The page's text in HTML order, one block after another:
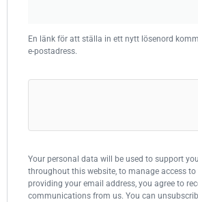
En länk för att ställa in ett nytt lösenord
e-postadress.
Your personal data will be used to support
throughout this website, to manage access
providing your email address, you agree to
communications from us. You can